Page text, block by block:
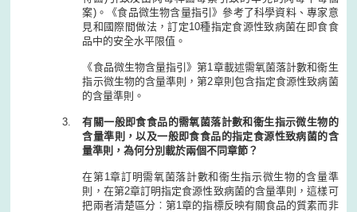
案)。《食品微生物含量指引》參考了科學資料、專家意
見和國際間做法，訂定10種指定食源性致病菌在即食食
品中的安全水平限值。
《食品微生物含量指引》第1章載述需氧菌落計數和衞生
指示微生物的含量準則，第2章則包含指定食源性致病菌
的含量準則。
有關一般即食食品的需氧菌落計數和衞生指示微生物的
含量準則，以及一般即食食品的指定食源性致病菌的含
量準則，為何分別載於兩個不同章節？
在第1章訂明需氧菌落計數和衞生指示微生物的含量準
則，在第2章訂明指定食源性致病菌的含量準則，這樣可
把兩者清楚區分︰第1章的指標反映有關食品的質素而非